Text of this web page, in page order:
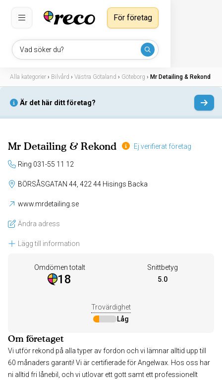
Vad söker du?
För företag
Alla kategorier › Bilvård › Västra Götaland › Göteborg › Mr Detailing & Rekond
Är det här ditt företag?
Mr Detailing & Rekond Ej verifierat företag
Ring 031-55 11 12
BÖRSÅSGATAN 44, 422 44 Hisings Backa
www.mrdetailing.se
Ändra adress
Lägg till information
Omdömen totalt
18
Snittbetyg
5.0
Trovärdighet
Låg
Om företaget
Vi utför rekond på alla typer av fordon och vi lämnar alltid upp till
60 månaders garanti! Vi är certifierade för Angelwax. Hos oss har
ni alltid fri lånebil, och vi utlovar ett gott samt ett professionellt